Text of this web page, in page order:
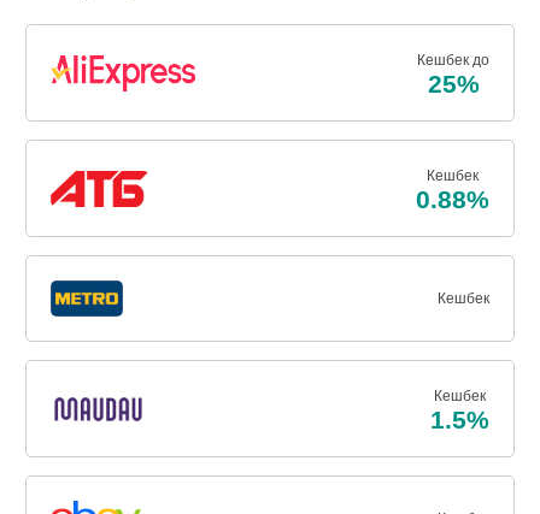
Кешбек до
25%
Кешбек
0.88%
Кешбек
Кешбек
1.5%